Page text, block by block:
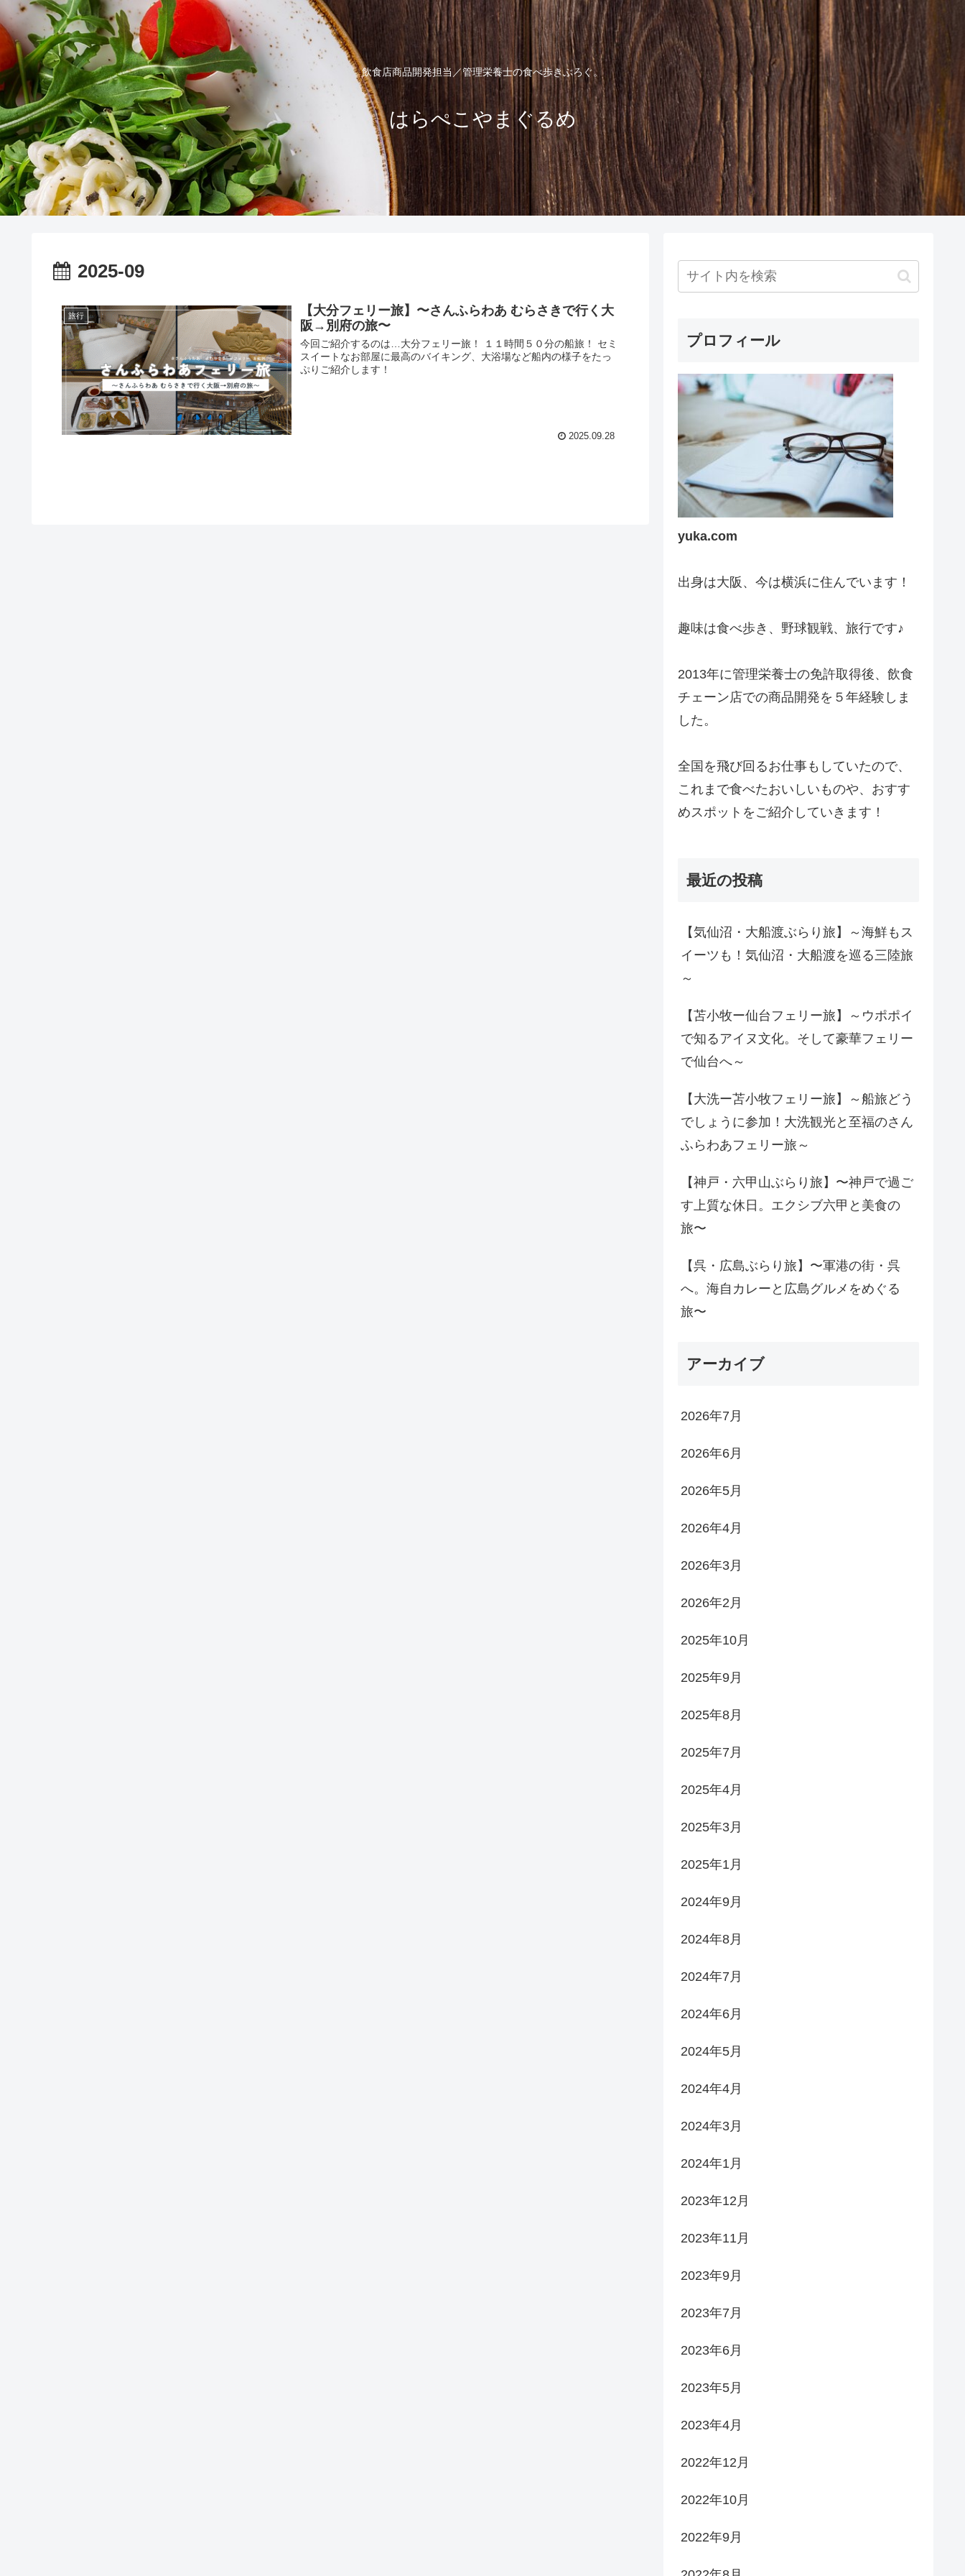
飲食店商品開発担当／管理栄養士の食べ歩きぶろぐ。
はらぺこやまぐるめ
2025-09
旅行
【大分フェリー旅】〜さんふらわあ むらさきで行く大
阪→別府の旅〜
今回ご紹介するのは…大分フェリー旅！ １１時間５０分の船旅！ セミ
スイートなお部屋に最高のバイキング、大浴場など船内の様子をたっ
ぷりご紹介します！
2025.09.28
プロフィール
yuka.com
出身は大阪、今は横浜に住んでいます！
趣味は食べ歩き、野球観戦、旅行です♪
2013年に管理栄養士の免許取得後、飲食
チェーン店での商品開発を５年経験しま
した。
全国を飛び回るお仕事もしていたので、
これまで食べたおいしいものや、おすす
めスポットをご紹介していきます！
最近の投稿
【気仙沼・大船渡ぶらり旅】～海鮮もス
イーツも！気仙沼・大船渡を巡る三陸旅
～
【苫小牧ー仙台フェリー旅】～ウポポイ
で知るアイヌ文化。そして豪華フェリー
で仙台へ～
【大洗ー苫小牧フェリー旅】～船旅どう
でしょうに参加！大洗観光と至福のさん
ふらわあフェリー旅～
【神戸・六甲山ぶらり旅】〜神戸で過ご
す上質な休日。エクシブ六甲と美食の
旅〜
【呉・広島ぶらり旅】〜軍港の街・呉
へ。海自カレーと広島グルメをめぐる
旅〜
アーカイブ
2026年7月
2026年6月
2026年5月
2026年4月
2026年3月
2026年2月
2025年10月
2025年9月
2025年8月
2025年7月
2025年4月
2025年3月
2025年1月
2024年9月
2024年8月
2024年7月
2024年6月
2024年5月
2024年4月
2024年3月
2024年1月
2023年12月
2023年11月
2023年9月
2023年7月
2023年6月
2023年5月
2023年4月
2022年12月
2022年10月
2022年9月